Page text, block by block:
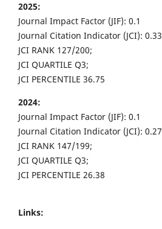
2025:
Journal Impact Factor (JIF): 0.1
Journal Citation Indicator (JCI): 0.33
JCI RANK 127/200;
JCI QUARTILE Q3;
JCI PERCENTILE 36.75
2024:
Journal Impact Factor (JIF): 0.1
Journal Citation Indicator (JCI): 0.27
JCI RANK 147/199;
JCI QUARTILE Q3;
JCI PERCENTILE 26.38
Links: